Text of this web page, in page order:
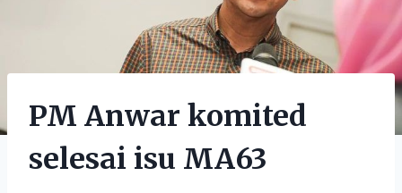
PM Anwar komited
selesai isu MA63